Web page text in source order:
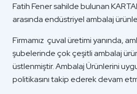
Fatih Fener sahilde bulunan
arasında endüstriyel ambalaj
Firmamız çuval üretimi yanında,
şubelerinde çok çeşitli ambalaj
üstlenmiştir. Ambalaj Ürünlerini
politikasını takip ederek devam